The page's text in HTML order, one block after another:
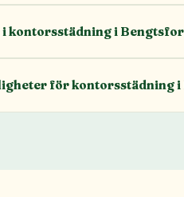
i kontorsstädning i
för kontorsstädning